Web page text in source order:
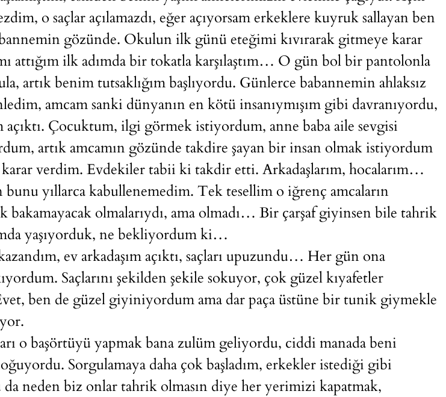
o saçlar açılamazdı, eğer açıyorsam erkeklere kuyruk sallayan ben
gözünde. Okulun ilk günü eteğimi kıvırarak gitmeye karar
attığım ilk adımda bir tokatla karşılaştım… O gün bol bir pantolonla
artık benim tutsaklığım başlıyordu. Günlerce babannemin ahlaksız
amcam sanki dünyanın en kötü insanıymışım gibi davranıyordu,
açıktı. Çocuktum, ilgi görmek istiyordum, anne baba aile sevgisi
artık amcamın gözünde takdire şayan bir insan olmak istiyordum
karar verdim. Evdekiler tabii ki takdir etti. Arkadaşlarım, hocalarım…
yıllarca kabullenemedim. Tek tesellim o iğrenç amcaların
bakamayacak olmalarıydı, ama olmadı… Bir çarşaf giyinsen bile tahrik
yaşıyorduk, ne bekliyordum ki…
ev arkadaşım açıktı, saçları upuzundu… Her gün ona
Saçlarını şekilden şekile sokuyor, çok güzel kıyafetler
ben de güzel giyiniyordum ama dar paça üstüne bir tunik giymekle
o başörtüyü yapmak bana zulüm geliyordu, ciddi manada beni
Sorgulamaya daha çok başladım, erkekler istediği gibi
neden biz onlar tahrik olmasın diye her yerimizi kapatmak,